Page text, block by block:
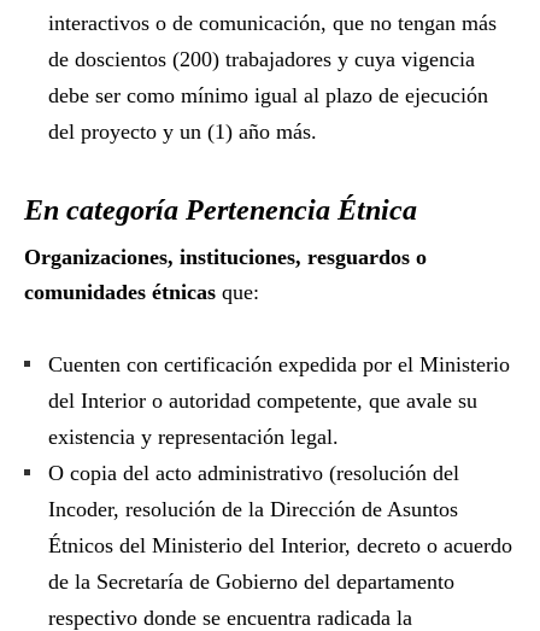
interactivos o de comunicación, que no tengan más
de doscientos (200) trabajadores y cuya vigencia
debe ser como mínimo igual al plazo de ejecución
del proyecto y un (1) año más.
En categoría Pertenencia Étnica
Organizaciones, instituciones, resguardos o
comunidades étnicas que:
Cuenten con certificación expedida por el Ministerio
del Interior o autoridad competente, que avale su
existencia y representación legal.
O copia del acto administrativo (resolución del
Incoder, resolución de la Dirección de Asuntos
Étnicos del Ministerio del Interior, decreto o acuerdo
de la Secretaría de Gobierno del departamento
respectivo donde se encuentra radicada la